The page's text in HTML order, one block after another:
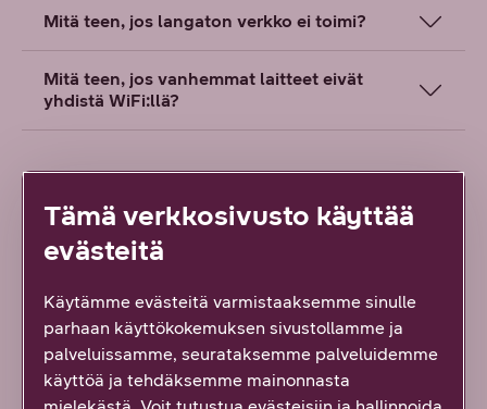
Mitä teen, jos langaton verkko ei toimi?
Mitä teen, jos vanhemmat laitteet eivät
yhdistä WiFi:llä?
Löysitkö etsimäsi tiedon tältä sivulta?
Palautteesi on tärkeää!
107 vastausta
Tämä verkkosivusto käyttää
evästeitä
Käytämme evästeitä varmistaaksemme sinulle
parhaan käyttökokemuksen sivustollamme ja
palveluissamme, seurataksemme palveluidemme
käyttöä ja tehdäksemme mainonnasta